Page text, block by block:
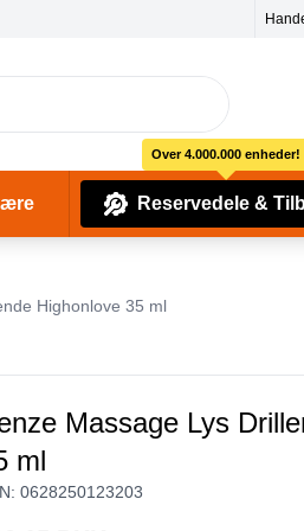
Reservedele &
Over 4.000.000 enheder!
Highonlove 35 ml
Massage Lys
ml
0628250123203